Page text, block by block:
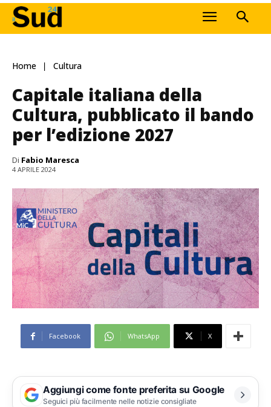
Home Cultura
Capitale italiana della
Cultura, pubblicato il bando
per l’edizione 2027
Di Fabio Maresca
4 APRILE 2024
Facebook WhatsApp X
Aggiungi come fonte preferita su Google
Seguici più facilmente nelle notizie consigliate